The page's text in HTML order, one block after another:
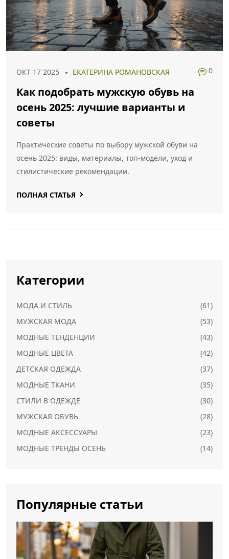
ОКТ 17 2025 ЕКАТЕРИНА РОМАНОВСКАЯ 0
Как подобрать мужскую обувь на
осень 2025: лучшие варианты и
советы
Практические советы по выбору мужской обуви на
осень 2025: виды, материалы, топ‑модели, уход и
стилистические рекомендации.
ПОЛНАЯ СТАТЬЯ
Категории
МОДА И СТИЛЬ
(61)
МУЖСКАЯ МОДА
(53)
МОДНЫЕ ТЕНДЕНЦИИ
(43)
МОДНЫЕ ЦВЕТА
(42)
ДЕТСКАЯ ОДЕЖДА
(37)
МОДНЫЕ ТКАНИ
(35)
СТИЛИ В ОДЕЖДЕ
(30)
МУЖСКАЯ ОБУВЬ
(28)
МОДНЫЕ АКСЕССУАРЫ
(23)
МОДНЫЕ ТРЕНДЫ ОСЕНЬ
(14)
Популярные статьи